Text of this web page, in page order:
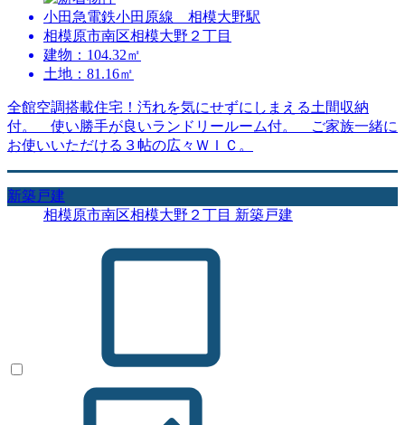
小田急電鉄小田原線 相模大野駅
相模原市南区相模大野２丁目
建物：104.32㎡
土地：81.16㎡
全館空調搭載住宅！汚れを気にせずにしまえる土間収納
付。 使い勝手が良いランドリールーム付。 ご家族一緒に
お使いいただける３帖の広々ＷＩＣ。
新築戸建
相模原市南区相模大野２丁目 新築戸建